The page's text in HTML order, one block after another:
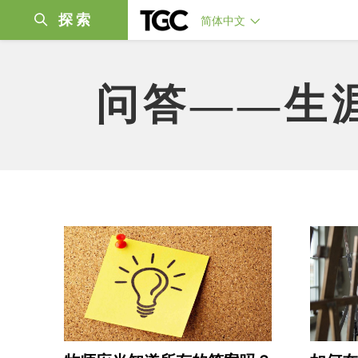
探索 简体中文
问答——生